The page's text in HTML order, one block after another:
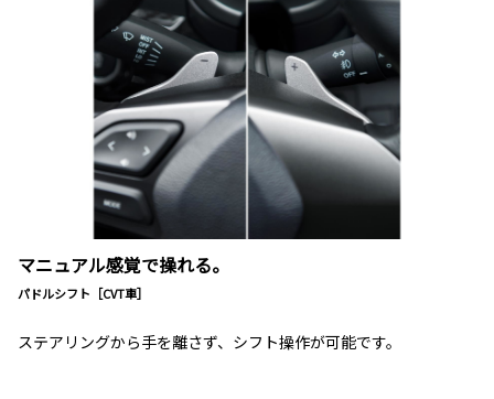
マニュアル感覚で操れる。
パドルシフト［CVT車］
ステアリングから手を離さず、シフト操作が可能です。